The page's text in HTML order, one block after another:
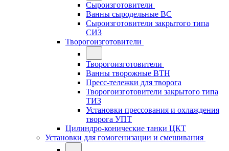
Сыроизготовители
Ванны сыродельные ВС
Сыроизготовители закрытого типа
СИЗ
Творогоизготовители
Творогоизготовители
Ванны творожные ВТН
Пресс-тележки для творога
Творогоизготовители закрытого типа
ТИЗ
Установки прессования и охлаждения
творога УПТ
Цилиндро-конические танки ЦКТ
Установки для гомогенизации и смешивания